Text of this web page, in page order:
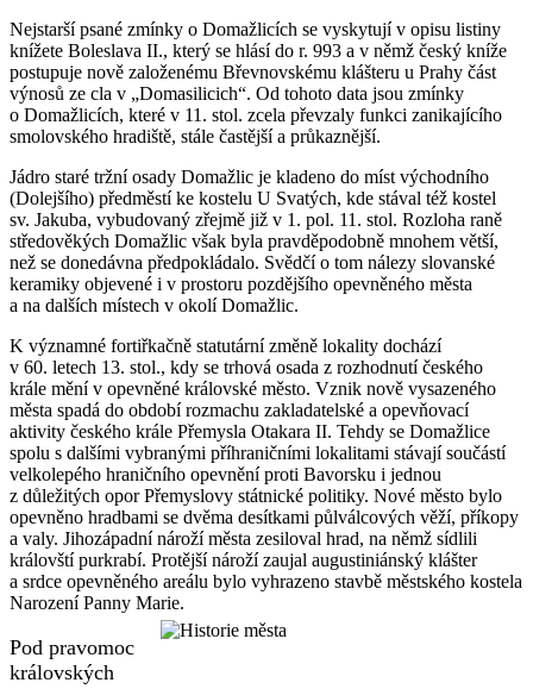
Nejstarší psané zmínky o Domažlicích se vyskytují v opisu listiny
knížete Boleslava II., který se hlásí do r. 993 a v němž český kníže
postupuje nově založenému Břevnovskému klášteru u Prahy část
výnosů ze cla v „Domasilicich“. Od tohoto data jsou zmínky
o Domažlicích, které v 11. stol. zcela převzaly funkci zanikajícího
smolovského hradiště, stále častější a průkaznější.
Jádro staré tržní osady Domažlic je kladeno do míst východního
(Dolejšího) předměstí ke kostelu U Svatých, kde stával též kostel
sv. Jakuba, vybudovaný zřejmě již v 1. pol. 11. stol. Rozloha raně
středověkých Domažlic však byla pravděpodobně mnohem větší,
než se donedávna předpokládalo. Svědčí o tom nálezy slovanské
keramiky objevené i v prostoru pozdějšího opevněného města
a na dalších místech v okolí Domažlic.
K významné fortiřkačně statutární změně lokality dochází
v 60. letech 13. stol., kdy se trhová osada z rozhodnutí českého
krále mění v opevněné královské město. Vznik nově vysazeného
města spadá do období rozmachu zakladatelské a opevňovací
aktivity českého krále Přemysla Otakara II. Tehdy se Domažlice
spolu s dalšími vybranými příhraničními lokalitami stávají součástí
velkolepého hraničního opevnění proti Bavorsku i jednou
z důležitých opor Přemyslovy státnické politiky. Nové město bylo
opevněno hradbami se dvěma desítkami půlválcových věží, příkopy
a valy. Jihozápadní nároží města zesiloval hrad, na němž sídlili
královští purkrabí. Protější nároží zaujal augustiniánský klášter
a srdce opevněného areálu bylo vyhrazeno stavbě městského kostela
Narození Panny Marie.
Pod pravomoc
královských